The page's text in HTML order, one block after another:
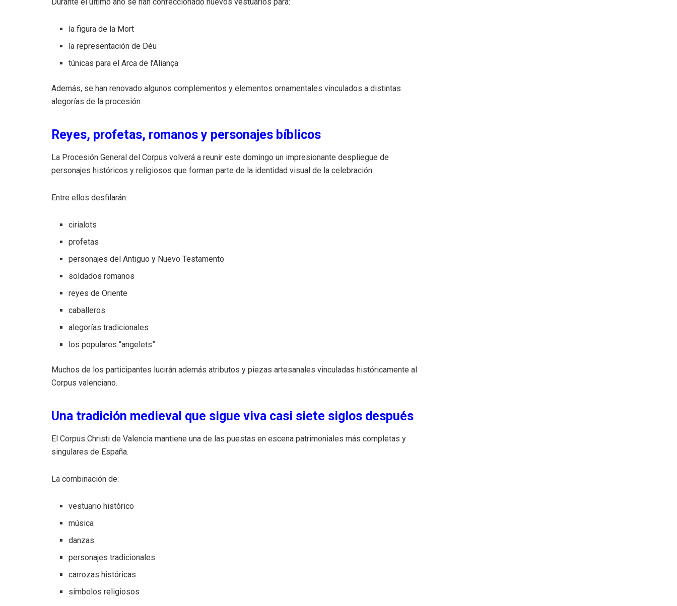
la figura de la Mort
la representación de Déu
túnicas para el Arca de l’Aliança
Además, se han renovado algunos complementos y elementos ornamentales vinculados a distintas
alegorías de la procesión.
Reyes, profetas, romanos y personajes bíblicos
La Procesión General del Corpus volverá a reunir este domingo un impresionante despliegue de
personajes históricos y religiosos que forman parte de la identidad visual de la celebración.
Entre ellos desfilarán:
cirialots
profetas
personajes del Antiguo y Nuevo Testamento
soldados romanos
reyes de Oriente
caballeros
alegorías tradicionales
los populares “angelets”
Muchos de los participantes lucirán además atributos y piezas artesanales vinculadas históricamente al
Corpus valenciano.
Una tradición medieval que sigue viva casi siete siglos después
El Corpus Christi de Valencia mantiene una de las puestas en escena patrimoniales más completas y
singulares de España.
La combinación de:
vestuario histórico
música
danzas
personajes tradicionales
carrozas históricas
símbolos religiosos